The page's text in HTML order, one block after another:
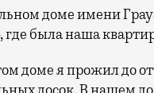
доме имени
где была наша
доме я прожил до